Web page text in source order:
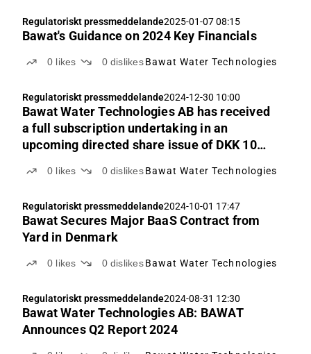
Regulatoriskt pressmeddelande2025-01-07 08:15
Bawat's Guidance on 2024 Key Financials
0 likes 0 dislikes Bawat Water Technologies
Regulatoriskt pressmeddelande2024-12-30 10:00
Bawat Water Technologies AB has received
a full subscription undertaking in an
upcoming directed share issue of DKK 10
0 likes 0 dislikes Bawat Water Technologies
Regulatoriskt pressmeddelande2024-10-01 17:47
Bawat Secures Major BaaS Contract from
Yard in Denmark
0 likes 0 dislikes Bawat Water Technologies
Regulatoriskt pressmeddelande2024-08-31 12:30
Bawat Water Technologies AB: BAWAT
Announces Q2 Report 2024